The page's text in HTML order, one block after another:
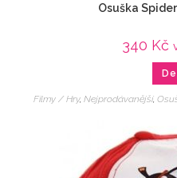
Osuška
340 Kč
Filmy / Hry, Nejprodávanější,